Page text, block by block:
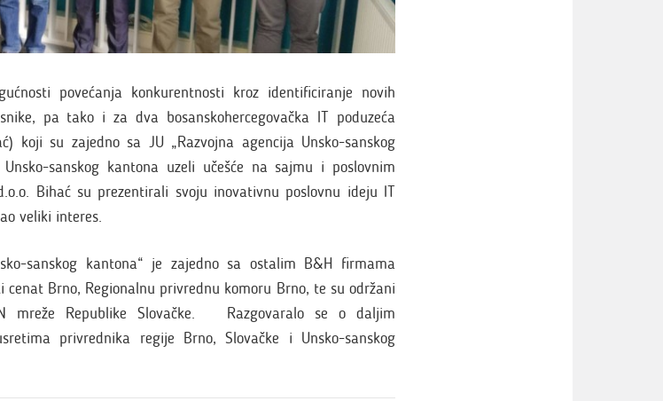
povećanja konkurentnosti kroz identificiranje novih
pa tako i za dva bosanskohercegovačka IT poduzeća
koji su zajedno sa JU „Razvojna agencija Unsko-sanskog
sanskog kantona uzeli učešće na sajmu i poslovnim
Bihać su prezentirali svoju inovativnu poslovnu ideju IT
veliki interes.
sanskog kantona“ je zajedno sa ostalim B&H firmama
cenat Brno, Regionalnu privrednu komoru Brno, te su održani
mreže Republike Slovačke. Razgovaralo se o daljim
privrednika regije Brno, Slovačke i Unsko-sanskog